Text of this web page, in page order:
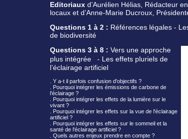
Editoriaux d’Aurélien Hélias, Rédacteur
locaux et d’Anne-Marie Ducroux,
Questions 1 à 2 : Références légales -
de biodiversité
Questions 3 à 8 : Vers une approche
plus intégrée - L es effets pluriels de
l’éclairage artificiel
. Y a-t il parfois confusion d'objectifs ?
. Pourquoi intégrer les émissions de carbone de
l'éclairage ?
. Pourquoi intégrer les effets de la lumière sur le
vivant ?
. Pourquoi intégrer les effets sur la vue de l'éclairage
artificiel ?
. Pourquoi intégrer les effets sur le sommeil et la
santé de l'éclairage artificiel ?
. Quels autres enjeux prendre en compte ?